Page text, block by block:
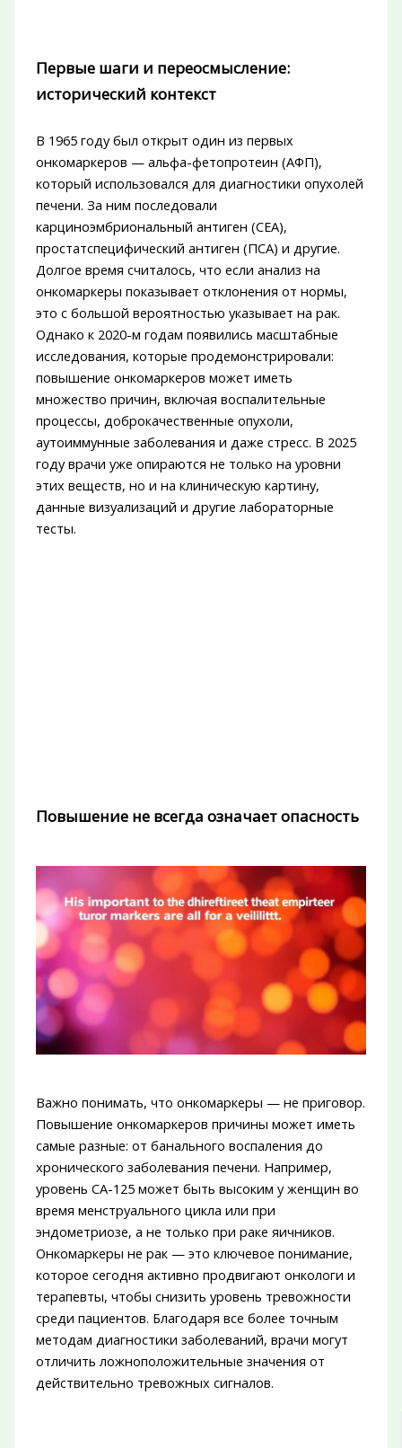
Первые шаги и переосмысление:
исторический контекст
В 1965 году был открыт один из первых
онкомаркеров — альфа-фетопротеин (АФП),
который использовался для диагностики опухолей
печени. За ним последовали
карциноэмбриональный антиген (CEA),
простатспецифический антиген (ПСА) и другие.
Долгое время считалось, что если анализ на
онкомаркеры показывает отклонения от нормы,
это с большой вероятностью указывает на рак.
Однако к 2020-м годам появились масштабные
исследования, которые продемонстрировали:
повышение онкомаркеров может иметь
множество причин, включая воспалительные
процессы, доброкачественные опухоли,
аутоиммунные заболевания и даже стресс. В 2025
году врачи уже опираются не только на уровни
этих веществ, но и на клиническую картину,
данные визуализаций и другие лабораторные
тесты.
Повышение не всегда означает опасность
Важно понимать, что онкомаркеры — не приговор.
Повышение онкомаркеров причины может иметь
самые разные: от банального воспаления до
хронического заболевания печени. Например,
уровень CA-125 может быть высоким у женщин во
время менструального цикла или при
эндометриозе, а не только при раке яичников.
Онкомаркеры не рак — это ключевое понимание,
которое сегодня активно продвигают онкологи и
терапевты, чтобы снизить уровень тревожности
среди пациентов. Благодаря все более точным
методам диагностики заболеваний, врачи могут
отличить ложноположительные значения от
действительно тревожных сигналов.